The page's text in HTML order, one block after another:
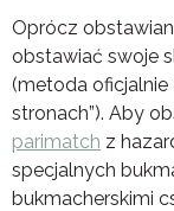
Oprócz
obstawiać swoje
(metoda oficjalnie
stronach”). Aby
parimatch z
specjalnych
bukmacherskimi